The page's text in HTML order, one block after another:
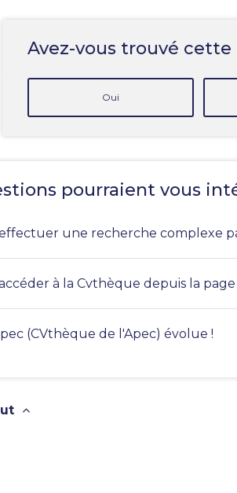
Avez-vous trouvé
Oui
pourraient vous
une recherche complexe
à la Cvthèque depuis la page
(CVthèque de l'Apec) évolue !